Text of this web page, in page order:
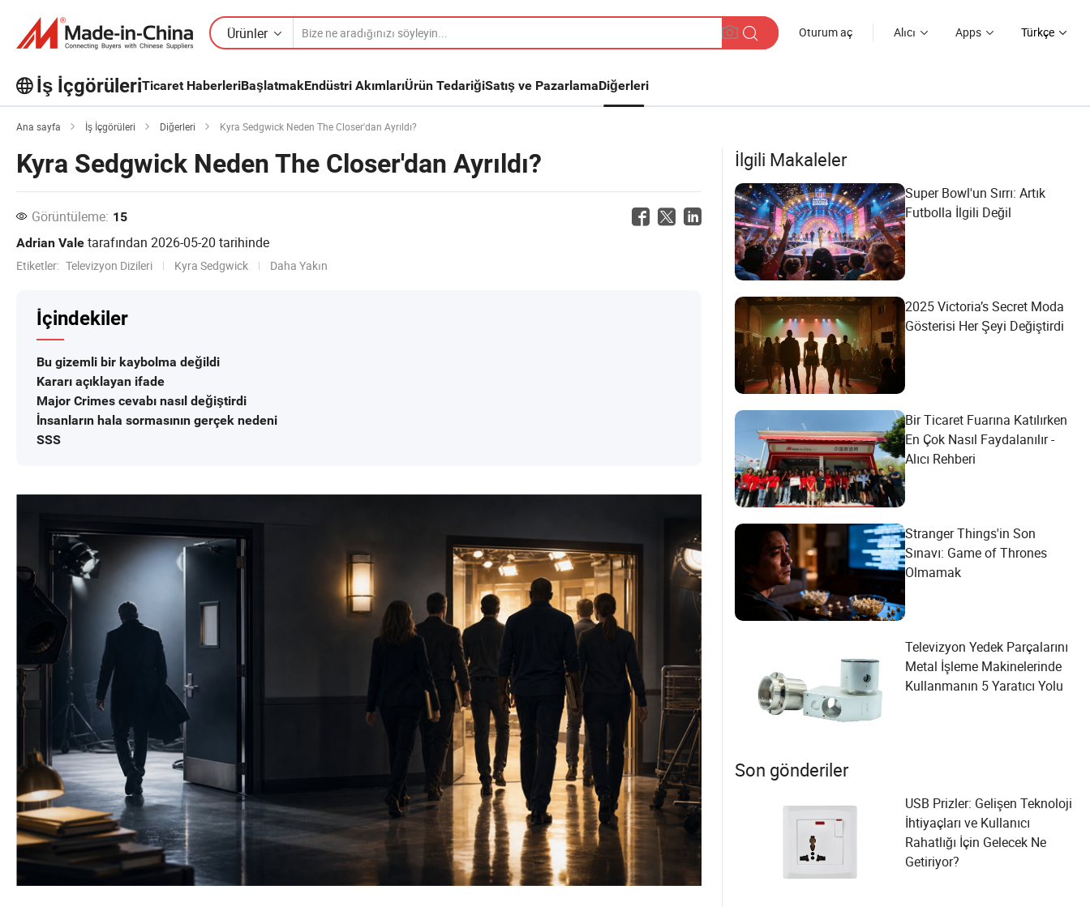
Ürünler Oturum aç Alıcı Apps Türkçe
İş İçgörüleriTicaret HaberleriBaşlatmakEndüstri AkımlarıÜrün TedariğiSatış ve PazarlamaDiğerleri
İş İçgörüleri'taki daha popüler
Daha Fazla Göster
Ana sayfa İş İçgörüleri Diğerleri Kyra Sedgwick Neden The Closer'dan Ayrıldı?
Kyra Sedgwick Neden The Closer'dan Ayrıldı?
Görüntüleme: 15
Adrian Vale tarafından 2026-05-20 tarihinde
Etiketler: Televizyon Dizileri Kyra Sedgwick Daha Yakın
İçindekiler
Bu gizemli bir kaybolma değildi
Kararı açıklayan ifade
Major Crimes cevabı nasıl değiştirdi
İnsanların hala sormasının gerçek nedeni
SSS
İlgili Makaleler
Super Bowl'un Sırrı: Artık
Futbolla İlgili Değil
2025 Victoria’s Secret Moda
Gösterisi Her Şeyi Değiştirdi
Bir Ticaret Fuarına Katılırken
En Çok Nasıl Faydalanılır -
Alıcı Rehberi
Stranger Things'in Son
Sınavı: Game of Thrones
Olmamak
Televizyon Yedek Parçalarını
Metal İşleme Makinelerinde
Kullanmanın 5 Yaratıcı Yolu
Son gönderiler
USB Prizler: Gelişen Teknoloji
İhtiyaçları ve Kullanıcı
Rahatlığı İçin Gelecek Ne
Getiriyor?